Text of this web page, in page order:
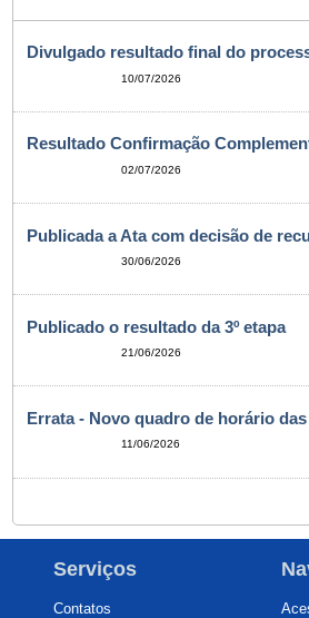
Divulgado resultado final do
10/07/2026
Resultado Confirmação
02/07/2026
Publicada a Ata com decisão de
30/06/2026
Publicado o resultado da 3º etapa
21/06/2026
Errata - Novo quadro de horário
11/06/2026
Serviços
Contatos